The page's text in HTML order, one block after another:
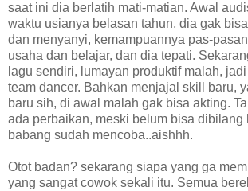
saat ini dia berlatih mati-matian. Awal
waktu usianya belasan tahun, dia gak
dan menyanyi, kemampuannya pas-
usaha dan belajar, dan dia tepati.
lagu sendiri, lumayan produktif malah,
team dancer. Bahkan menjajal skill baru,
baru sih, di awal malah gak bisa akting.
ada perbaikan, meski belum bisa dibilang
babang sudah mencoba..aishhh.
Otot badan? sekarang siapa yang ga
yang sangat cowok sekali itu. Semua